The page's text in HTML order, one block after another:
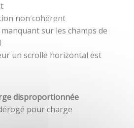
non cohérent
sur les champs de
un scrolle horizontal est
disproportionnée
pour charge